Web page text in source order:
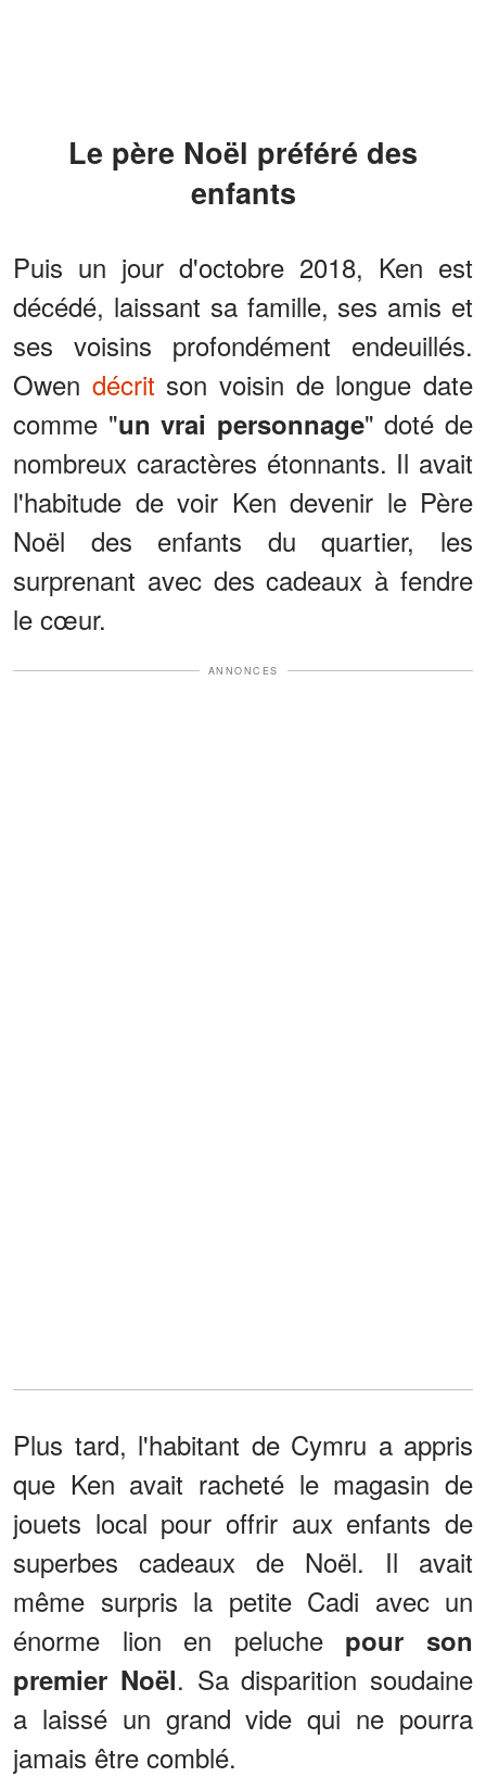
Le père Noël préféré des
enfants
Puis un jour d'octobre 2018, Ken est
décédé, laissant sa famille, ses amis et
ses voisins profondément endeuillés.
Owen décrit son voisin de longue date
comme "un vrai personnage" doté de
nombreux caractères étonnants. Il avait
l'habitude de voir Ken devenir le Père
Noël des enfants du quartier, les
surprenant avec des cadeaux à fendre
le cœur.
ANNONCES
Plus tard, l'habitant de Cymru a appris
que Ken avait racheté le magasin de
jouets local pour offrir aux enfants de
superbes cadeaux de Noël. Il avait
même surpris la petite Cadi avec un
énorme lion en peluche pour son
premier Noël. Sa disparition soudaine
a laissé un grand vide qui ne pourra
jamais être comblé.